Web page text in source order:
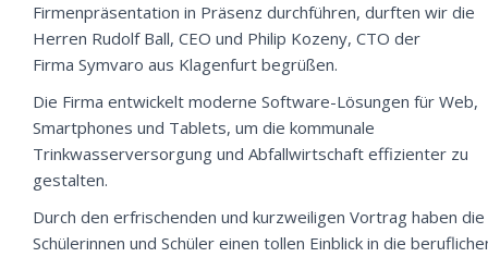
Firmenpräsentation in Präsenz durchführen, durften wir die
Herren Rudolf Ball, CEO und Philip Kozeny, CTO der
Firma Symvaro aus Klagenfurt begrüßen.
Die Firma entwickelt moderne Software-Lösungen für Web,
Smartphones und Tablets, um die kommunale
Trinkwasserversorgung und Abfallwirtschaft effizienter zu
gestalten.
Durch den erfrischenden und kurzweiligen Vortrag haben die
Schülerinnen und Schüler einen tollen Einblick in die